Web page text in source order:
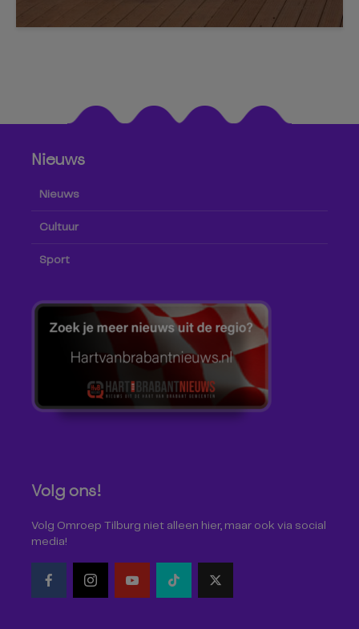
Nieuws
Nieuws
Cultuur
Sport
Volg ons!
Volg Omroep Tilburg niet alleen hier, maar ook via social
media!